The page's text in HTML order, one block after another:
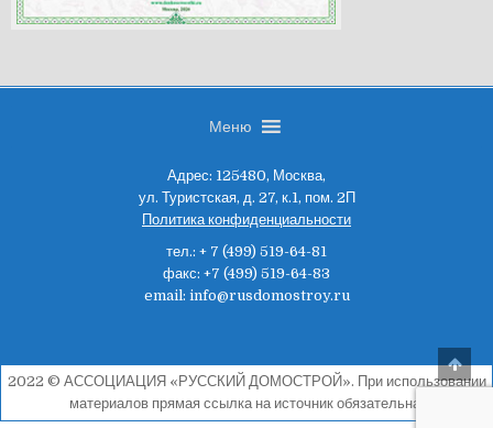
Меню
Адрес: 125480, Москва,
ул. Туристская, д. 27, к.1, пом. 2П
Политика конфиденциальности
тел.: + 7 (499) 519-64-81
факс: +7 (499) 519-64-83
email: info@rusdomostroy.ru
2022 © АССОЦИАЦИЯ «РУССКИЙ ДОМОСТРОЙ». При использовании
материалов прямая ссылка на источник обязательна.